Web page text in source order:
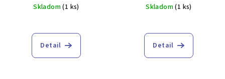
Skladom(1 ks)
Detail
Skladom(1 ks)
Detail